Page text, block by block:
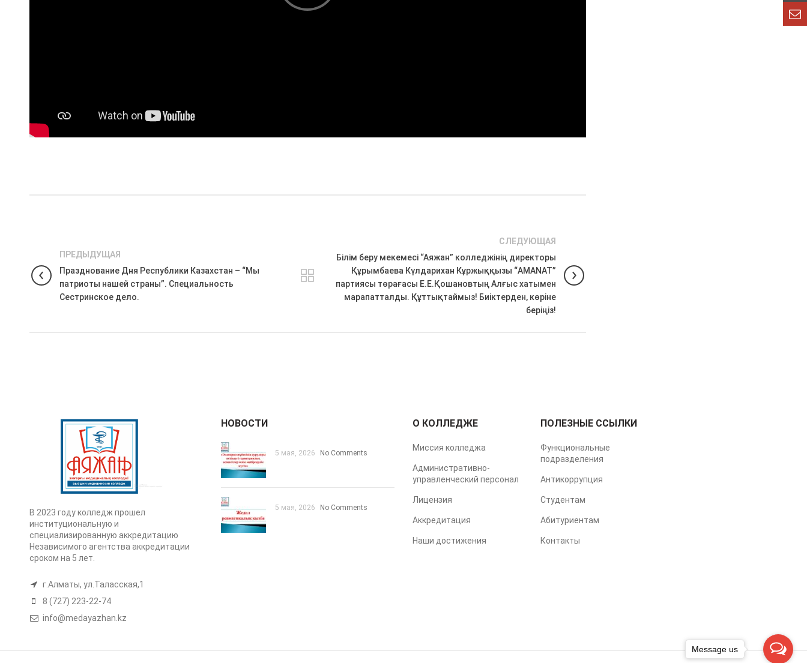
ПРЕДЫДУЩАЯ
Празднование Дня Республики Казахстан – “Мы
патриоты нашей страны”. Специальность
Сестринское дело.
СЛЕДУЮЩАЯ
Білім беру мекемесі “Аяжан” колледжінің директоры
Құрымбаева Күлдарихан Кұржыққызы “AMANAT”
партиясы төрағасы Е.Е.Қошановтың Алғыс хатымен
марапатталды. Құттықтаймыз! Биіктерден, көріне
беріңіз!
В 2023 году колледж прошел
институциональную и
специализированную аккредитацию
Независимого агентства аккредитации
сроком на 5 лет.
г.Алматы, ул.Таласская,1
8 (727) 223-22-74
info@medayazhan.kz
НОВОСТИ
5 мая, 2026 No Comments
5 мая, 2026 No Comments
О КОЛЛЕДЖЕ
Миссия колледжа
Административно-
управленческий персонал
Лицензия
Аккредитация
Наши достижения
ПОЛЕЗНЫЕ ССЫЛКИ
Функциональные
подразделения
Антикоррупция
Студентам
Абитуриентам
Контакты
Message us